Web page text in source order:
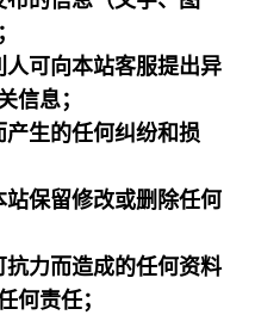
可向本站客服提出异
信息；
生的任何纠纷和损
保留修改或删除任何
力而造成的任何资料
何责任；